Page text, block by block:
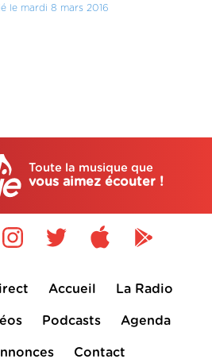
le mardi 8 mars 2016
Toute la musique que
vous aimez écouter !
Accueil La Radio
Podcasts Agenda
Contact